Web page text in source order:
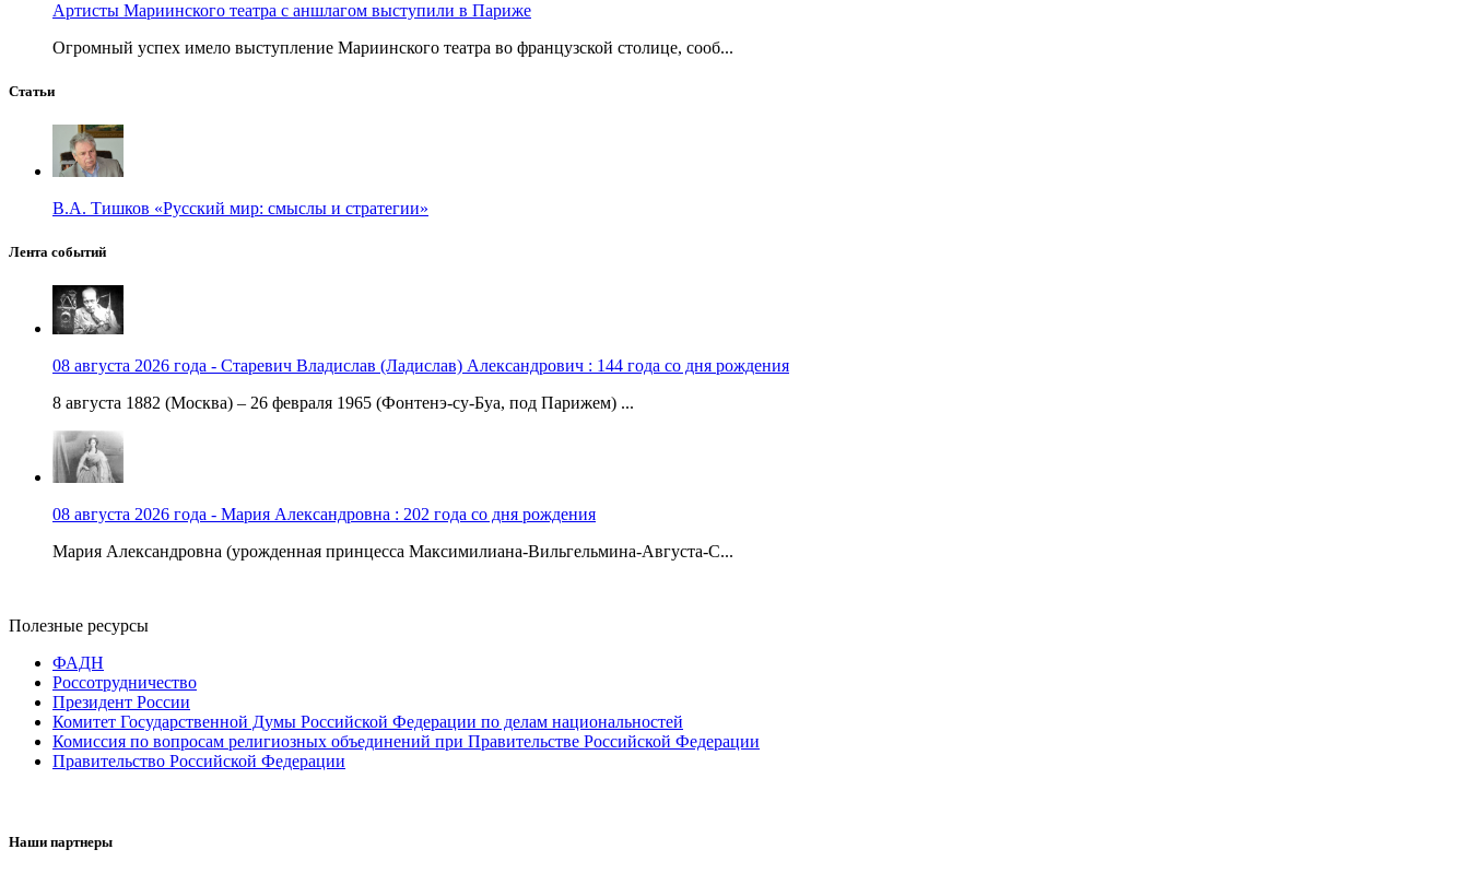
Артисты Мариинского театра с аншлагом выступили в Париже
Огромный успех имело выступление Мариинского театра во французской столице, сооб...
Статьи
В.А. Тишков «Русский мир: смыслы и стратегии»
Лента событий
08 августа 2026 года - Старевич Владислав (Ладислав) Александрович : 144 года со дня рождения
8 августа 1882 (Москва) – 26 февраля 1965 (Фонтенэ-су-Буа, под Парижем) ...
08 августа 2026 года - Мария Александровна : 202 года со дня рождения
Мария Александровна (урожденная принцесса Максимилиана-Вильгельмина-Августа-С...
Полезные ресурсы
ФАДН
Россотрудничество
Президент России
Комитет Государственной Думы Российской Федерации по делам национальностей
Комиссия по вопросам религиозных объединений при Правительстве Российской Федерации
Правительство Российской Федерации
Наши партнеры